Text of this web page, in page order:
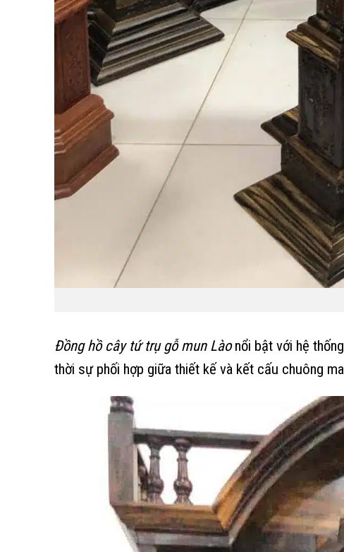
Đồng hồ cây tứ trụ gỗ mun Làonổi bật với hệ
thời sự phối hợp giữa thiết kế và kết cấu chuông